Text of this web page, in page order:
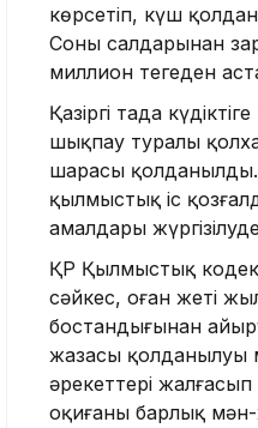
көрсетіп, күш
Соның салдарынан
миллион теңгеден
Қазіргі таңда
шықпау туралы
шарасы
қылмыстық іс
амалдары
ҚР Қылмыстық
сәйкес, оған жеті
бостандығынан
жазасы қолданылуы
әрекеттері
оқиғаның барлық